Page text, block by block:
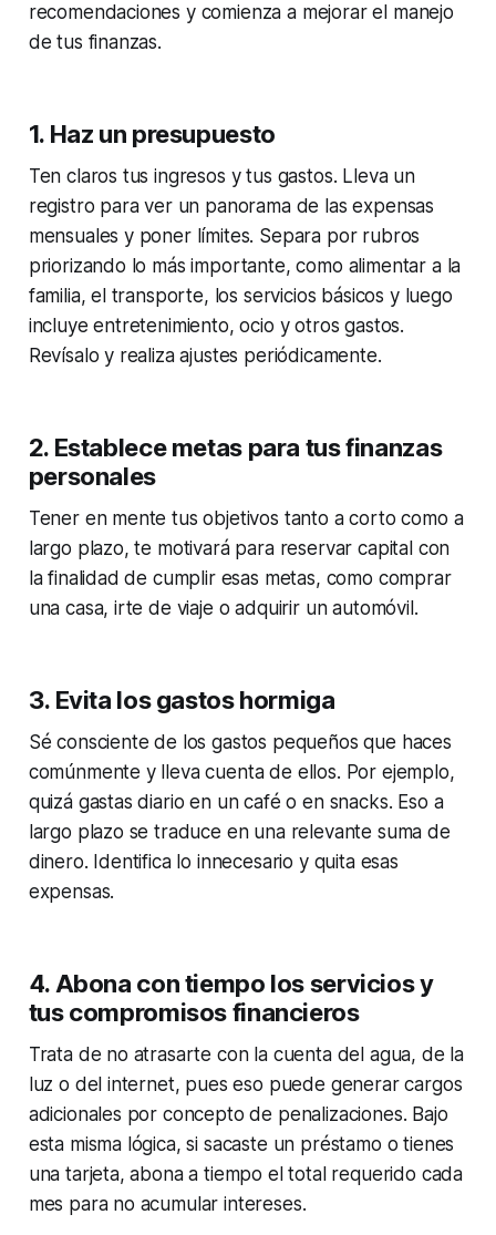
recomendaciones y comienza a mejorar el manejo
de tus finanzas.
1. Haz un presupuesto
Ten claros tus ingresos y tus gastos. Lleva un
registro para ver un panorama de las expensas
mensuales y poner límites. Separa por rubros
priorizando lo más importante, como alimentar a la
familia, el transporte, los servicios básicos y luego
incluye entretenimiento, ocio y otros gastos.
Revísalo y realiza ajustes periódicamente.
2. Establece metas para tus finanzas
personales
Tener en mente tus objetivos tanto a corto como a
largo plazo, te motivará para reservar capital con
la finalidad de cumplir esas metas, como comprar
una casa, irte de viaje o adquirir un automóvil.
3. Evita los gastos hormiga
Sé consciente de los gastos pequeños que haces
comúnmente y lleva cuenta de ellos. Por ejemplo,
quizá gastas diario en un café o en snacks. Eso a
largo plazo se traduce en una relevante suma de
dinero. Identifica lo innecesario y quita esas
expensas.
4. Abona con tiempo los servicios y
tus compromisos financieros
Trata de no atrasarte con la cuenta del agua, de la
luz o del internet, pues eso puede generar cargos
adicionales por concepto de penalizaciones. Bajo
esta misma lógica, si sacaste un préstamo o tienes
una tarjeta, abona a tiempo el total requerido cada
mes para no acumular intereses.